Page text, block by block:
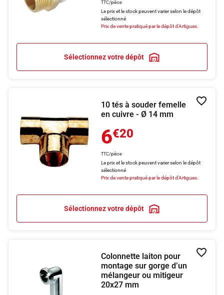
TTC/pièce
Le prix et le stock peuvent varier selon le dépôt
sélectionné
Prix de vente pratiqué par le dépôt d'Artigues.
Sélectionnez votre dépôt
10 tés à souder femelle
en cuivre - Ø 14 mm
6€20
TTC/pièce
Le prix et le stock peuvent varier selon le dépôt
sélectionné
Prix de vente pratiqué par le dépôt d'Artigues.
Sélectionnez votre dépôt
Colonnette laiton pour
montage sur gorge d’un
mélangeur ou mitigeur
20x27 mm